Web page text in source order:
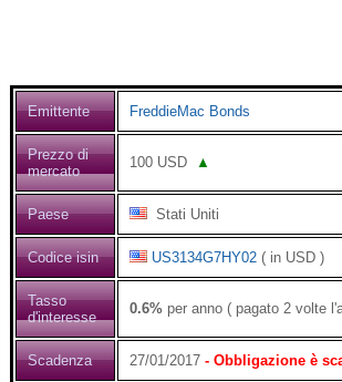
Emittente FreddieMac Bonds
Prezzo di
mercato
100 USD ▲
Paese Stati Uniti
Codice isin US3134G7HY02 ( in USD )
Tasso
d'interesse
0.6% per anno ( pagato 2 volte
Scadenza 27/01/2017 - Obbligazione è